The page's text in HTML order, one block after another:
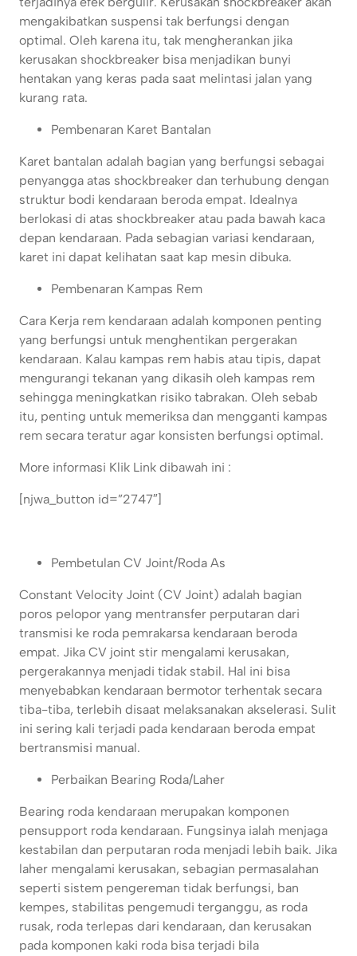
mengakibatkan suspensi tak berfungsi dengan
optimal. Oleh karena itu, tak mengherankan jika
kerusakan shockbreaker bisa menjadikan bunyi
hentakan yang keras pada saat melintasi jalan yang
kurang rata.
Pembenaran Karet Bantalan
Karet bantalan adalah bagian yang berfungsi sebagai
penyangga atas shockbreaker dan terhubung dengan
struktur bodi kendaraan beroda empat. Idealnya
berlokasi di atas shockbreaker atau pada bawah kaca
depan kendaraan. Pada sebagian variasi kendaraan,
karet ini dapat kelihatan saat kap mesin dibuka.
Pembenaran Kampas Rem
Cara Kerja rem kendaraan adalah komponen penting
yang berfungsi untuk menghentikan pergerakan
kendaraan. Kalau kampas rem habis atau tipis, dapat
mengurangi tekanan yang dikasih oleh kampas rem
sehingga meningkatkan risiko tabrakan. Oleh sebab
itu, penting untuk memeriksa dan mengganti kampas
rem secara teratur agar konsisten berfungsi optimal.
More informasi Klik Link dibawah ini :
[njwa_button id=”2747″]
Pembetulan CV Joint/Roda As
Constant Velocity Joint (CV Joint) adalah bagian
poros pelopor yang mentransfer perputaran dari
transmisi ke roda pemrakarsa kendaraan beroda
empat. Jika CV joint stir mengalami kerusakan,
pergerakannya menjadi tidak stabil. Hal ini bisa
menyebabkan kendaraan bermotor terhentak secara
tiba-tiba, terlebih disaat melaksanakan akselerasi. Sulit
ini sering kali terjadi pada kendaraan beroda empat
bertransmisi manual.
Perbaikan Bearing Roda/Laher
Bearing roda kendaraan merupakan komponen
pensupport roda kendaraan. Fungsinya ialah menjaga
kestabilan dan perputaran roda menjadi lebih baik. Jika
laher mengalami kerusakan, sebagian permasalahan
seperti sistem pengereman tidak berfungsi, ban
kempes, stabilitas pengemudi terganggu, as roda
rusak, roda terlepas dari kendaraan, dan kerusakan
pada komponen kaki roda bisa terjadi bila